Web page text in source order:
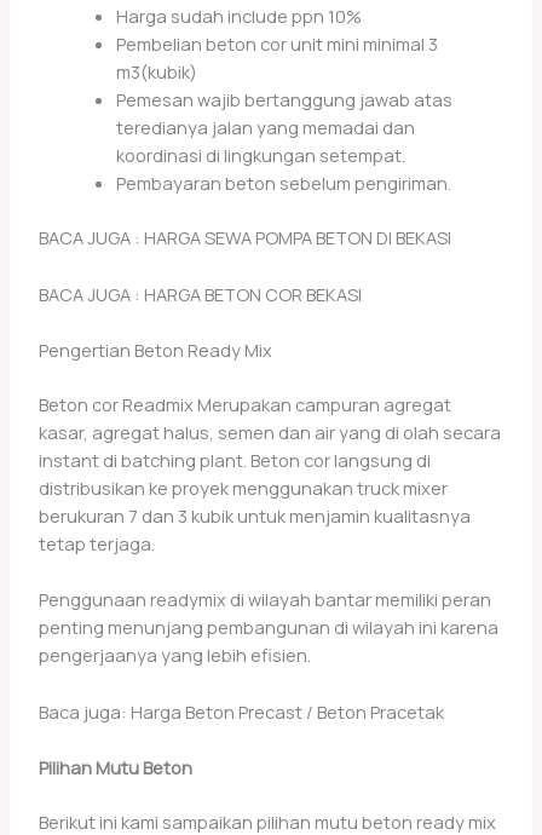
Harga sudah include ppn 10%
Pembelian beton cor unit mini minimal 3
m3(kubik)
Pemesan wajib bertanggung jawab atas
teredianya jalan yang memadai dan
koordinasi di lingkungan setempat.
Pembayaran beton sebelum pengiriman.
BACA JUGA : HARGA SEWA POMPA BETON DI BEKASI
BACA JUGA : HARGA BETON COR BEKASI
Pengertian Beton Ready Mix
Beton cor Readmix Merupakan campuran agregat
kasar, agregat halus, semen dan air yang di olah secara
instant di batching plant. Beton cor langsung di
distribusikan ke proyek menggunakan truck mixer
berukuran 7 dan 3 kubik untuk menjamin kualitasnya
tetap terjaga.
Penggunaan readymix di wilayah bantar memiliki peran
penting menunjang pembangunan di wilayah ini karena
pengerjaanya yang lebih efisien.
Baca juga: Harga Beton Precast / Beton Pracetak
Pilihan Mutu Beton
Berikut ini kami sampaikan pilihan mutu beton ready mix